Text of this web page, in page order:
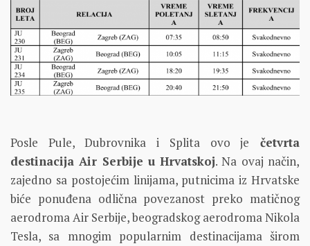
Posle Pule, Dubrovnika i Splita ovo je četvrta
destinacija Air Serbije u Hrvatskoj. Na ovaj način,
zajedno sa postojećim linijama, putnicima iz Hrvatske
biće ponuđena odlična povezanost preko matičnog
aerodroma Air Serbije, beogradskog aerodroma Nikola
Tesla, sa mnogim popularnim destinacijama širom